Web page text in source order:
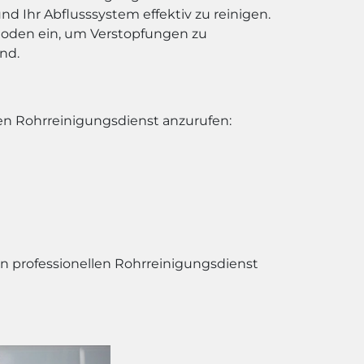
Ihr Abflusssystem effektiv zu reinigen.
ein, um Verstopfungen zu
Rohrreinigungsdienst anzurufen:
professionellen Rohrreinigungsdienst